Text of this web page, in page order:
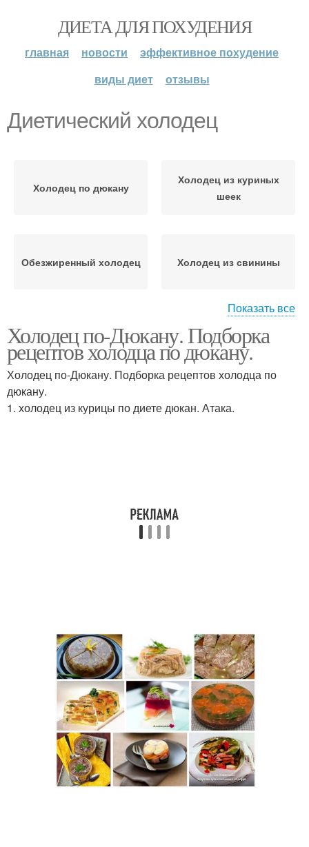
ДИЕТА ДЛЯ ПОХУДЕНИЯ
главная новости
эффективное похудение
виды диет
отзывы
Диетический холодец
Холодец по дюкану
Холодец из куриных
шеек
Обезжиренный холодец Холодец из свинины
Холодец из телятины Холодец с желатином
Холодец из говяжьей
Холодец из говядины
Показать все
Холодец по-Дюкану. Подборка
рецептов холодца по дюкану.
Холодец по-Дюкану. Подборка рецептов холодца по
дюкану.
1. холодец из курицы по диете дюкан. Атака.